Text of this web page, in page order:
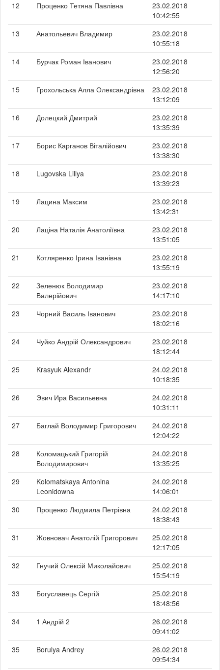
12
Проценко Тетяна Павлівна
23.02.2018
10:42:55
13
Анатольевич Владимир
23.02.2018
10:55:18
14
Бурчак Роман Іванович
23.02.2018
12:56:20
15
Грохольська Алла Олександрівна
23.02.2018
13:12:09
16
Долецкий Дмитрий
23.02.2018
13:35:39
17
Борис Карганов Віталійович
23.02.2018
13:38:30
18
Lugovska Liliya
23.02.2018
13:39:23
19
Лацина Максим
23.02.2018
13:42:31
20
Лаціна Наталія Анатоліївна
23.02.2018
13:51:05
21
Котляренко Ірина Іванівна
23.02.2018
13:55:19
22
Зеленюк Володимир
Валерійович
23.02.2018
14:17:10
23
Чорний Василь Іванович
23.02.2018
18:02:16
24
Чуйко Андрій Олександрович
23.02.2018
18:12:44
25
Krasyuk Alexandr
24.02.2018
10:18:35
26
Эвич Ира Васильевна
24.02.2018
10:31:11
27
Баглай Володимир Григорович
24.02.2018
12:04:22
28
Коломацький Григорій
Володимирович
24.02.2018
13:35:25
29
Kolomatskaya Antonina
Leonidowna
24.02.2018
14:06:01
30
Проценко Людмила Петрівна
24.02.2018
18:38:43
31
Жовновач Анатолій Григорович
25.02.2018
12:17:05
32
Гнучий Олексій Миколайович
25.02.2018
15:54:19
33
Богуславець Сергій
25.02.2018
18:48:56
34
1 Андрій 2
26.02.2018
09:41:02
35
Borulya Andrey
26.02.2018
09:54:34